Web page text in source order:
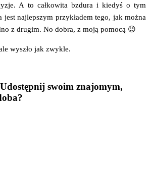
A to cał­ko­wi­ta bzdu­ra i kie­dyś o tym
jest naj­lep­szym przy­kła­dem tego, jak moż­na
z dru­gim. No dobra, z moją pomocą 😉
wyszło jak zwykle.
swoim znajomym,